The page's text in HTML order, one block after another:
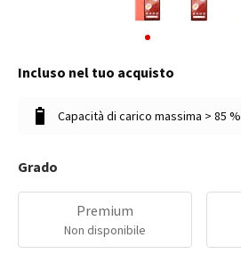
Incluso nel tuo acquisto
Capacità di carico massima > 85 %
Grado
Premium
Non disponibile